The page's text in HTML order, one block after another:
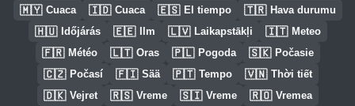
🇲🇾 Cuaca 🇮🇩 Cuaca 🇪🇸 El tiempo 🇹🇷 Hava durumu
🇭🇺 Időjárás 🇪🇪 Ilm 🇱🇻 Laikapstākļi 🇮🇹 Meteo
🇫🇷 Météo 🇱🇹 Oras 🇵🇱 Pogoda 🇸🇰 Počasie
🇨🇿 Počasí 🇫🇮 Sää 🇵🇹 Tempo 🇻🇳 Thời tiết
🇩🇰 Vejret 🇷🇸 Vreme 🇸🇮 Vreme 🇷🇴 Vremea